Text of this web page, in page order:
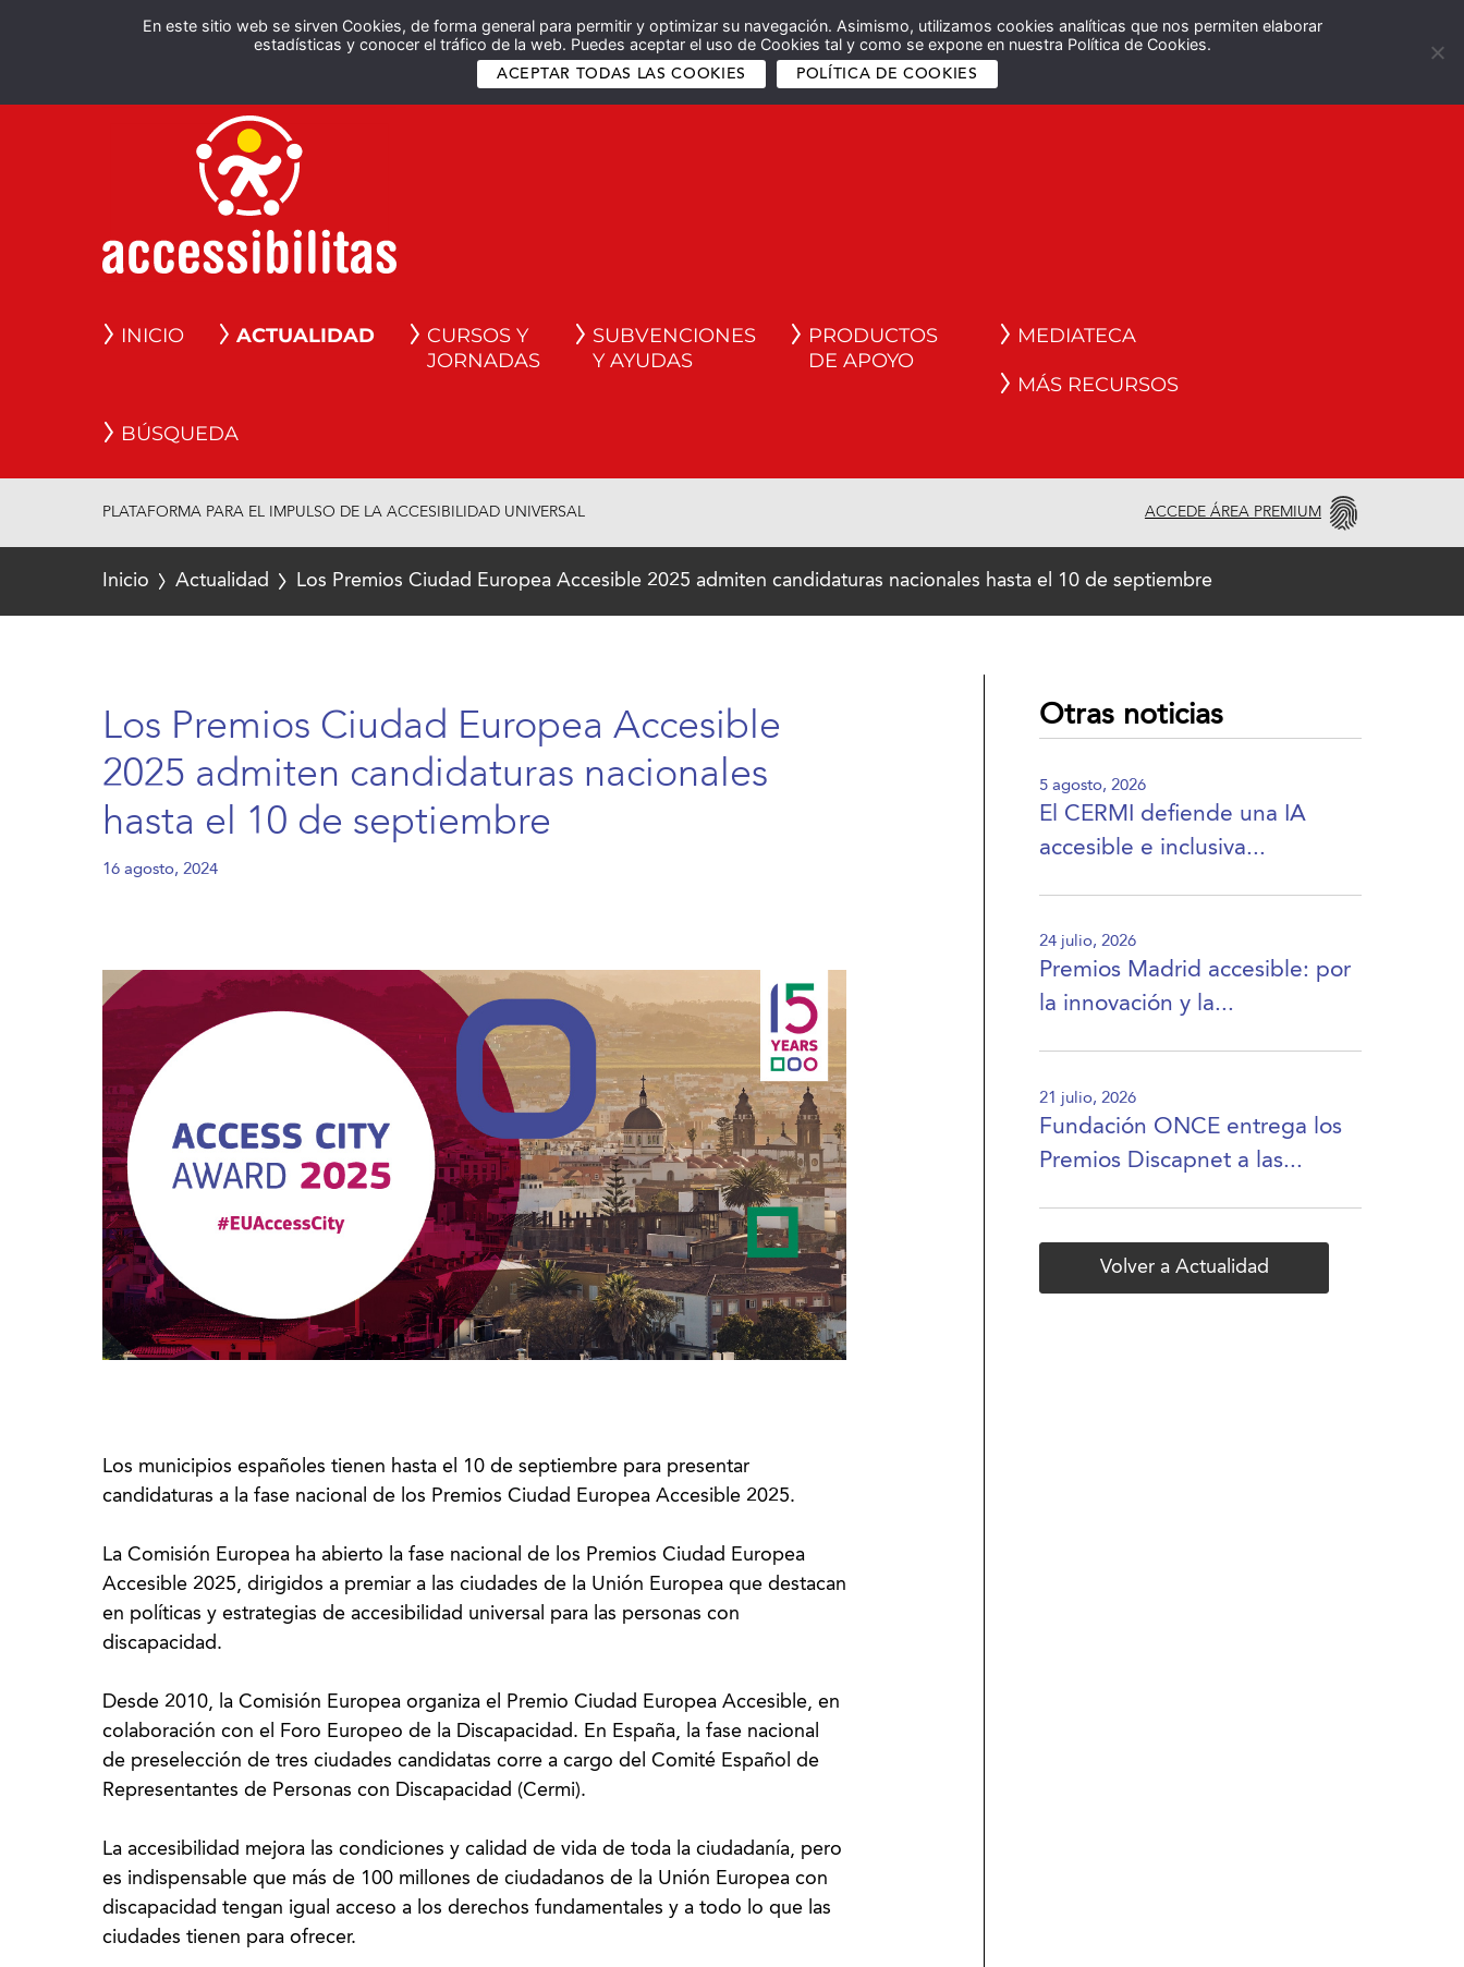
En este sitio web se sirven Cookies, de forma general para permitir y optimizar su navegación. Asimismo, utilizamos cookies analíticas que nos permiten elaborar
estadísticas y conocer el tráfico de la web. Puedes aceptar el uso de Cookies tal y como se expone en nuestra Política de Cookies.
ACEPTAR TODAS LAS COOKIES POLÍTICA DE COOKIES
Español English
INICIO ACTUALIDAD
CURSOS Y
JORNADAS
SUBVENCIONES
Y AYUDAS
PRODUCTOS
DE APOYO
MEDIATECA
MÁS RECURSOS
BÚSQUEDA
PLATAFORMA PARA EL IMPULSO DE LA ACCESIBILIDAD UNIVERSAL ACCEDE ÁREA PREMIUM
Inicio Actualidad Los Premios Ciudad Europea Accesible 2025 admiten candidaturas nacionales hasta el 10 de septiembre
Los Premios Ciudad Europea Accesible
2025 admiten candidaturas nacionales
hasta el 10 de septiembre
16 agosto, 2024
Los municipios españoles tienen hasta el 10 de septiembre para presentar
candidaturas a la fase nacional de los Premios Ciudad Europea Accesible 2025.
La Comisión Europea ha abierto la fase nacional de los Premios Ciudad Europea
Accesible 2025, dirigidos a premiar a las ciudades de la Unión Europea que destacan
en políticas y estrategias de accesibilidad universal para las personas con
discapacidad.
Desde 2010, la Comisión Europea organiza el Premio Ciudad Europea Accesible, en
colaboración con el Foro Europeo de la Discapacidad. En España, la fase nacional
de preselección de tres ciudades candidatas corre a cargo del Comité Español de
Representantes de Personas con Discapacidad (Cermi).
La accesibilidad mejora las condiciones y calidad de vida de toda la ciudadanía, pero
es indispensable que más de 100 millones de ciudadanos de la Unión Europea con
discapacidad tengan igual acceso a los derechos fundamentales y a todo lo que las
ciudades tienen para ofrecer.
Otras noticias
5 agosto, 2026
El CERMI defiende una IA
accesible e inclusiva...
24 julio, 2026
Premios Madrid accesible: por
la innovación y la...
21 julio, 2026
Fundación ONCE entrega los
Premios Discapnet a las...
Volver a Actualidad